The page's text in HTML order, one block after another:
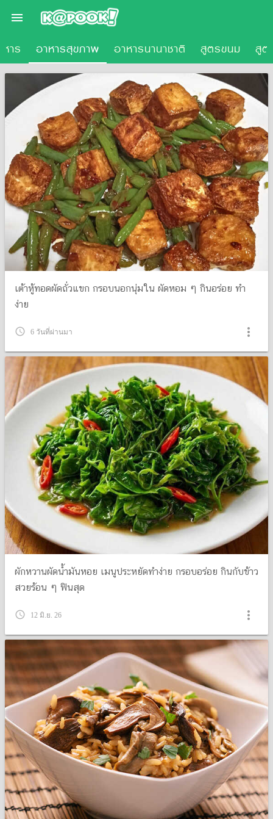

าร อาหารสุขภาพ อาหารนานาชาติ สูตรขนม สูต
เต้าหู้ทอดผัดถั่วแขก กรอบนอกนุ่มใน ผัดหอม ๆ กินอร่อย ทำ
ง่าย
query_builder 6 วันที่ผ่านมา more_vert
ผักหวานผัดน้ำมันหอย เมนูประหยัดทำง่าย กรอบอร่อย กินกับข้าว
สวยร้อน ๆ ฟินสุด
query_builder 12 มิ.ย. 26 more_vert